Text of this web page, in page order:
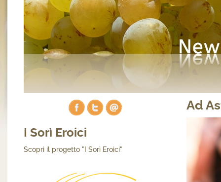
I Sorì Eroici
Scopri il progetto "I Sorì Eroici"
Ad